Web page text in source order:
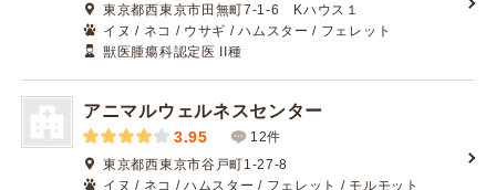
東京都西東京市田無町7-1-6 Kハウス１
イヌ / ネコ / ウサギ / ハムスター / フェレット
獣医腫瘍科認定医 II種
アニマルウェルネスセンター
3.95
12件
東京都西東京市谷戸町1-27-8
イヌ / ネコ / ハムスター / フェレット / モルモット